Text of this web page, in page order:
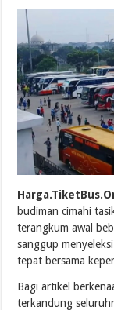
budiman cimahi
terangkum awal
sanggup
tepat bersama
Bagi artikel
terkandung